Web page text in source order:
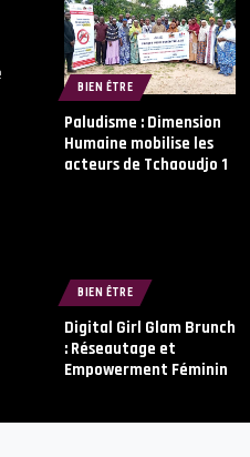
BIEN ÊTRE
Paludisme : Dimension
Humaine mobilise les
acteurs de Tchaoudjo 1
BIEN ÊTRE
Digital Girl Glam Brunch
: Réseautage et
Empowerment Féminin